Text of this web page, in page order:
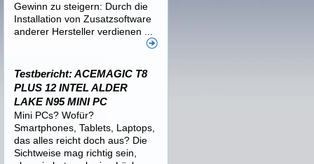
Gewinn zu steigern: Durch die
Installation von Zusatzsoftware
anderer Hersteller verdienen ...
Testbericht: ACEMAGIC T8
PLUS 12 INTEL ALDER
LAKE N95 MINI PC
Mini PCs? Wofür?
Smartphones, Tablets, Laptops,
das alles reicht doch aus? Die
Sichtweise mag richtig sein,